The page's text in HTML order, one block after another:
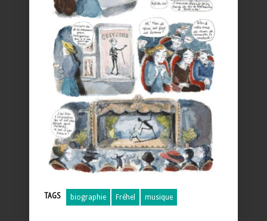
TAGS biographie Fréhel musique